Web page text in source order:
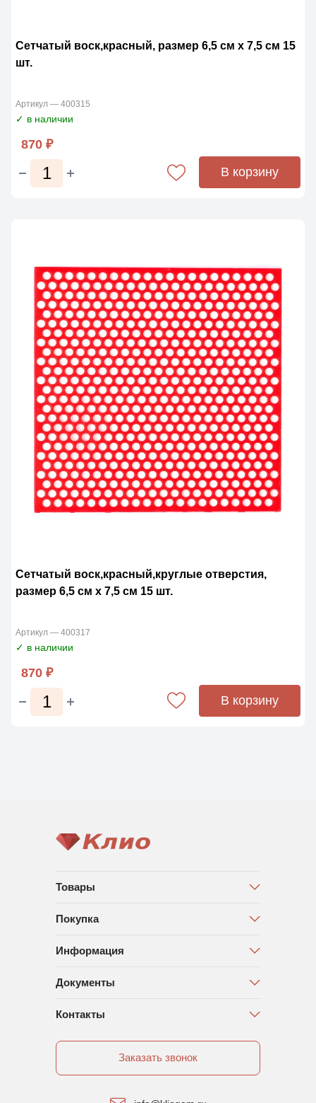
Сетчатый воск,красный, размер 6,5 см x 7,5 см 15
шт.
Артикул — 400315
✓ в наличии
870 ₽
В корзину
Сетчатый воск,красный,круглые отверстия,
размер 6,5 см x 7,5 см 15 шт.
Артикул — 400317
✓ в наличии
870 ₽
В корзину
Товары
Покупка
Информация
Документы
Контакты
Заказать звонок